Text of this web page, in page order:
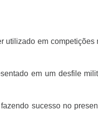
utilizado em competições
em um desfile
sucesso no